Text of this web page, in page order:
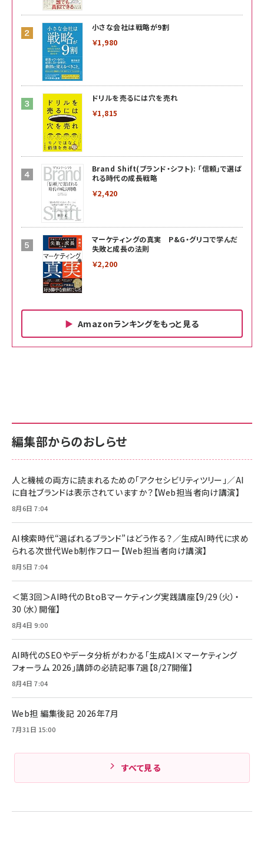
小さな会社は戦略が9割
￥1,980
ドリルを売るには穴を売れ
￥1,815
Brand Shift(ブランド・シフト): 「信頼」で選ば
れる時代の成長戦略
￥2,420
マーケティングの真実 P&G・グリコで学んだ
失敗と成長の法則
￥2,200
Amazonランキングをもっと見る
￥880
anan(アンアン)2026/06/24号 No.2500増刊
スペシャルエディション[王道エンタメの矜持／
￥1,100
年後半、あなたの恋と運命／山田涼介]
￥880
Amazonランキングをもっと見る
サポート正規品 メーカー保証5年 KLMEA128G
NIMASO ガラスフィルム iPhone 17 用 保護フィ
すい ガイド枠付き いPhone17 (6.3インチ) 対応
2枚セット DSP25F1698
￥1,599
【New】Amazon Fire TV Stick HD | 手軽にスト
レイヤー
￥6,980
Anker Soundcore P31i (Bluetooth 6.1) 【完
全ワイヤレスイヤホン/アクティブノイズキャンセリ
ング/マルチポイント接続 / 最大50時間再生 / PSE
Anker PowerLine III Flow USB-C & USB-C
ケーブル Anker絡まないケーブル 240W 結束バン
ド付き USB PD対応 シリコン素材採用 iPhone
17 / 16 / 15 / Galaxy iPad Pro MacBook
Amazonランキングをもっと見る
サポート正規品 メーカー保証5年 KLMEA128G
Amazon eギフトカード - Amazonロゴ - クラ
￥5,000
ケーブル Anker絡まないケーブル 240W 結束バン
17 / 16 / 15 / Galaxy iPad Pro MacBook
Pro/Air 各種対応 (1.8m ミッドナイトブラック)
￥1,890
キャンペーン】
￥4,857
編集部からのおしらせ
人と機械の両方に読まれるための「アクセシビリティツリー」／AI
に自社ブランドは表示されていますか？【Web担当者向け講演】
8月6日 7:04
AI検索時代“選ばれるブランド”はどう作る？／生成AI時代に求め
られる次世代Web制作フロー【Web担当者向け講演】
8月5日 7:04
＜第3回＞AI時代のBtoBマーケティング実践講座【9/29（火）・
30（水）開催】
8月4日 9:00
AI時代のSEOやデータ分析がわかる「生成AI×マーケティング
フォーラム 2026」講師の必読記事7選【8/27開催】
8月4日 7:04
Web担 編集後記 2026年7月
7月31日 15:00
すべて見る